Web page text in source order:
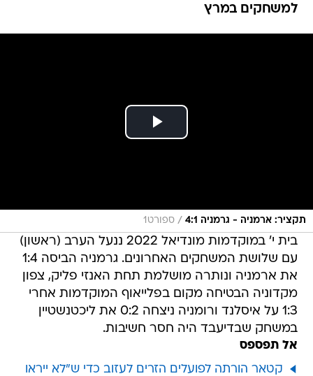
למשחקים במרץ
תקציר: ארמניה - גרמניה 4:1 / ספורט1
בית י' במוקדמות מונדיאל 2022 ננעל הערב (ראשון)
עם שלושת המשחקים האחרונים. גרמניה הביסה 1:4
את ארמניה ונותרה מושלמת תחת האנזי פליק, צפון
מקדוניה הבטיחה מקום בפלייאוף המוקדמות אחרי
1:3 על איסלנד ורומניה ניצחה 0:2 את ליכטנשטיין
במשחק שבדיעבד היה חסר חשיבות.
אל תפספס
קטאר הורתה לפועלים הזרים לעזוב כדי ש"לא ייראו